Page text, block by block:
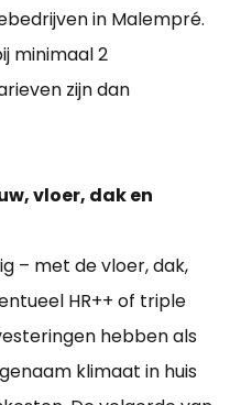
in Malempré.
minimaal 2
zijn dan
vloer, dak en
– met de vloer, dak,
HR++ of triple
hebben als
klimaat in huis